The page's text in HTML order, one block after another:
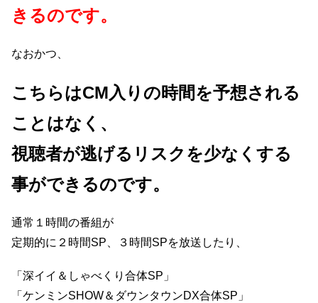
きるのです。
なおかつ、
こちらはCM入りの時間を予想される
ことはなく、
視聴者が逃げるリスクを少なくする
事ができるのです。
通常１時間の番組が
定期的に２時間SP、３時間SPを放送したり、
「深イイ＆しゃべくり合体SP」
「ケンミンSHOW＆ダウンタウンDX合体SP」